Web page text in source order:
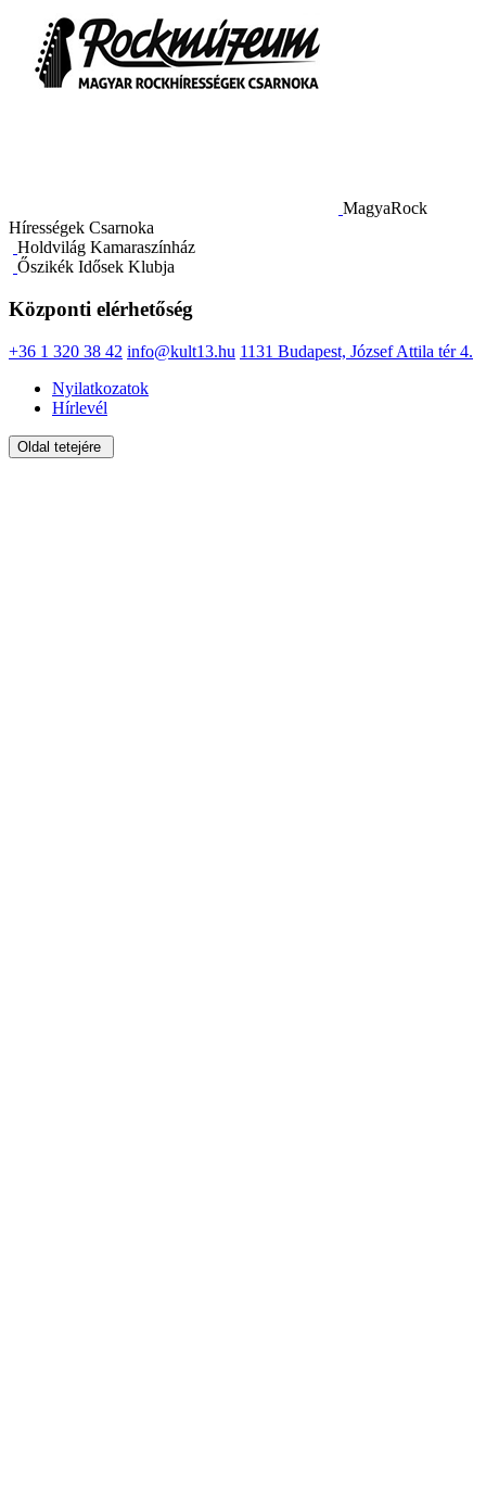
MagyaRock
Hírességek Csarnoka
Holdvilág Kamaraszínház
Őszikék Idősek Klubja
Központi elérhetőség
+36 1 320 38 42 info@kult13.hu 1131 Budapest, József Attila tér 4.
Nyilatkozatok
Hírlevél
Oldal tetejére